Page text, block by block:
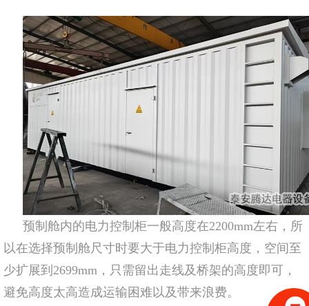
预制舱内的电力控制柜一般高度在2200mm左右，所
以在选择预制舱尺寸时要大于电力控制柜高度，空间至
少扩展到2699mm，只需留出走线及桥架的高度即可，
避免高度太高造成运输困难以及带来浪费。